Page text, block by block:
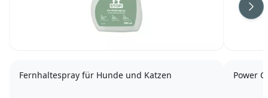
Fernhaltespray für Hunde und Katzen Power